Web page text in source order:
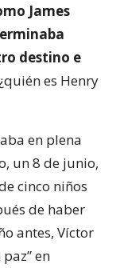
James
destino e
es Henry
en plena
un 8 de junio,
cinco niños
de haber
antes, Víctor
en